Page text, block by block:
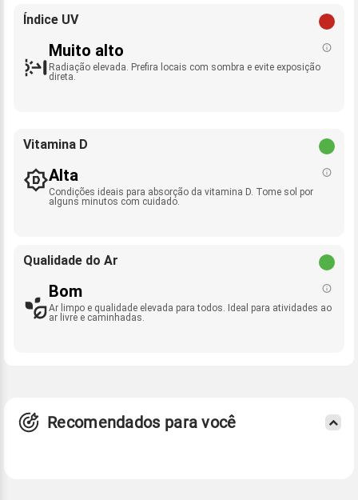
Índice UV
Muito alto
Radiação elevada. Prefira locais com sombra e evite exposição
direta.
Vitamina D
Alta
Condições ideais para absorção da vitamina D. Tome sol por
alguns minutos com cuidado.
Qualidade do Ar
Bom
Ar limpo e qualidade elevada para todos. Ideal para atividades ao
ar livre e caminhadas.
Recomendados para você